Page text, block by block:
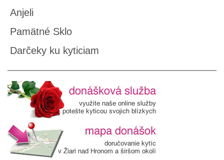
Anjeli
Pamätné Sklo
Darčeky ku kyticiam